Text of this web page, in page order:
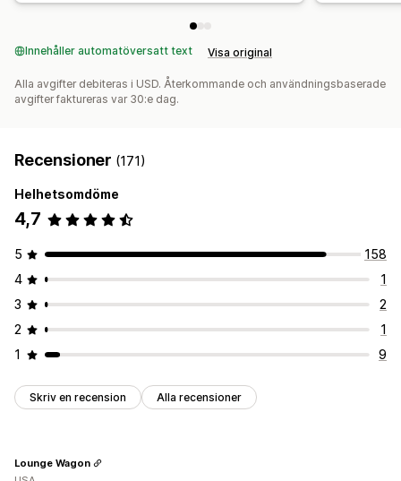
Innehåller automatöversatt text Visa original
Alla avgifter debiteras i USD. Återkommande och användningsbaserade
avgifter faktureras var 30:e dag.
Recensioner (171)
Helhetsomdöme
4,7
5
158
4
1
3
2
2
1
1
9
Skriv en recension Alla recensioner
Lounge Wagon